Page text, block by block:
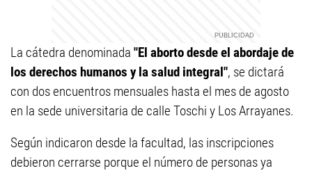
La cátedra denominada "El aborto desde el abordaje de
los derechos humanos y la salud integral", se dictará
con dos encuentros mensuales hasta el mes de agosto
en la sede universitaria de calle Toschi y Los Arrayanes.
Según indicaron desde la facultad, las inscripciones
debieron cerrarse porque el número de personas ya